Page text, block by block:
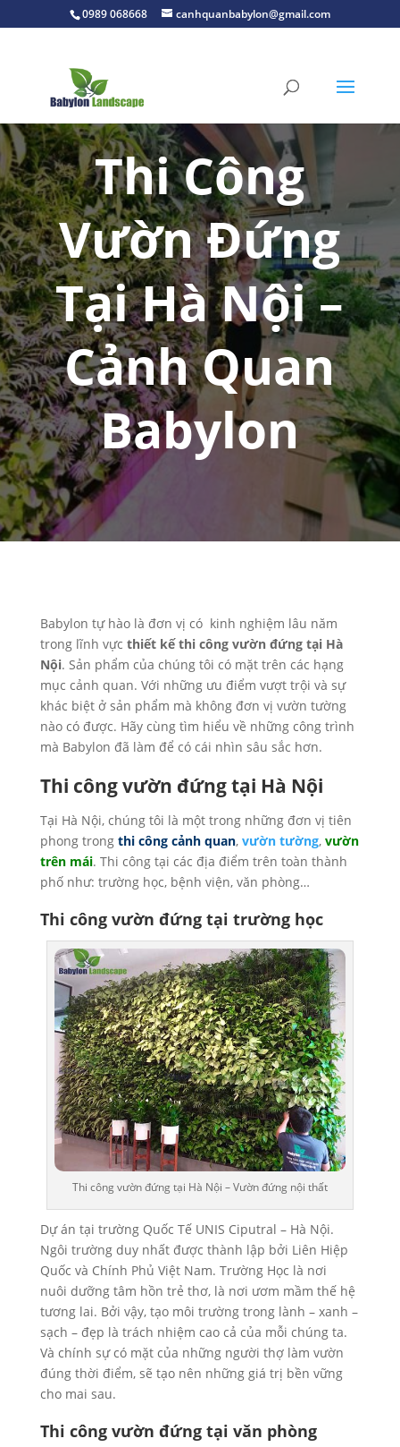
0989 068668 canhquanbabylon@gmail.com
Thi Công
Vườn Đứng
Tại Hà Nội –
Cảnh Quan
Babylon
Babylon tự hào là đơn vị có kinh nghiệm lâu năm
trong lĩnh vực thiết kế thi công vườn đứng tại Hà
Nội. Sản phẩm của chúng tôi có mặt trên các hạng
mục cảnh quan. Với những ưu điểm vượt trội và sự
khác biệt ở sản phẩm mà không đơn vị vườn tường
nào có được. Hãy cùng tìm hiểu về những công trình
mà Babylon đã làm để có cái nhìn sâu sắc hơn.
Thi công vườn đứng tại Hà Nội
Tại Hà Nội, chúng tôi là một trong những đơn vị tiên
phong trong thi công cảnh quan,vườn tường, vườn
trên mái. Thi công tại các địa điểm trên toàn thành
phố như: trường học, bệnh viện, văn phòng…
Thi công vườn đứng tại trường học
Thi công vườn đứng tại Hà Nội – Vườn đứng nội thất
Dự án tại trường Quốc Tế UNIS Ciputral – Hà Nội.
Ngôi trường duy nhất được thành lập bởi Liên Hiệp
Quốc và Chính Phủ Việt Nam. Trường Học là nơi
nuôi dưỡng tâm hồn trẻ thơ, là nơi ươm mầm thế hệ
tương lai. Bởi vậy, tạo môi trường trong lành – xanh –
sạch – đẹp là trách nhiệm cao cả của mỗi chúng ta.
Và chính sự có mặt của những người thợ làm vườn
đúng thời điểm, sẽ tạo nên những giá trị bền vững
cho mai sau.
Thi công vườn đứng tại văn phòng